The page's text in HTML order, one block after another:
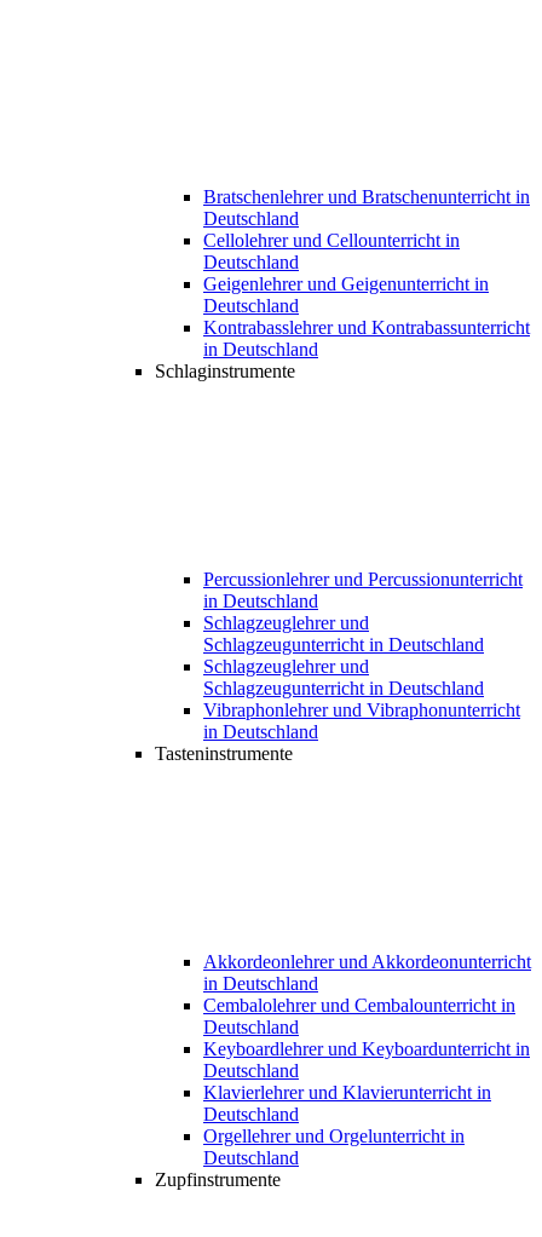
Bratschenlehrer und Bratschenunterricht in
Deutschland
Cellolehrer und Cellounterricht in
Deutschland
Geigenlehrer und Geigenunterricht in
Deutschland
Kontrabasslehrer und Kontrabassunterricht
in Deutschland
Schlaginstrumente
Percussionlehrer und Percussionunterricht
in Deutschland
Schlagzeuglehrer und
Schlagzeugunterricht in Deutschland
Schlagzeuglehrer und
Schlagzeugunterricht in Deutschland
Vibraphonlehrer und Vibraphonunterricht
in Deutschland
Tasteninstrumente
Akkordeonlehrer und Akkordeonunterricht
in Deutschland
Cembalolehrer und Cembalounterricht in
Deutschland
Keyboardlehrer und Keyboardunterricht in
Deutschland
Klavierlehrer und Klavierunterricht in
Deutschland
Orgellehrer und Orgelunterricht in
Deutschland
Zupfinstrumente